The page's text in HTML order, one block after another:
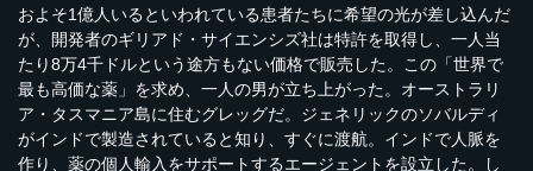
およそ1億人いるといわれている患者たちに希望の光が差し込んだ
が、開発者のギリアド・サイエンシズ社は特許を取得し、一人当
たり8万4千ドルという途方もない価格で販売した。この「世界で
最も高価な薬」を求め、一人の男が立ち上がった。オーストラリ
ア・タスマニア島に住むグレッグだ。ジェネリックのソバルディ
がインドで製造されていると知り、すぐに渡航。インドで人脈を
作り、薬の個人輸入をサポートするエージェントを設立した。し